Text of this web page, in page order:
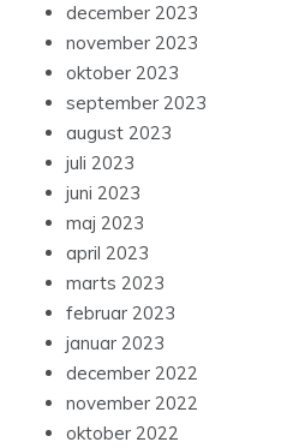
december 2023
november 2023
oktober 2023
september 2023
august 2023
juli 2023
juni 2023
maj 2023
april 2023
marts 2023
februar 2023
januar 2023
december 2022
november 2022
oktober 2022